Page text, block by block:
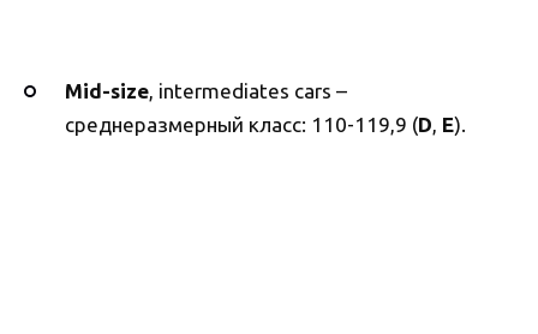
Mid-size, intermediates cars –
среднеразмерный класс: 110-119,9 (D, E).